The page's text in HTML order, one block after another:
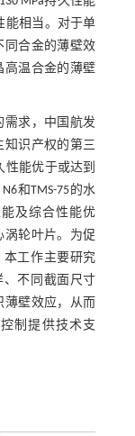
能相当。对于单
同合金的薄壁效
高温合金的薄壁
需求，中国航发
识产权的第三
性能优于或达到
和TMS-75的水
及综合性能优
轮叶片。为促
本工作主要研究
、不同截面尺寸
薄壁效应，从而
制提供技术支